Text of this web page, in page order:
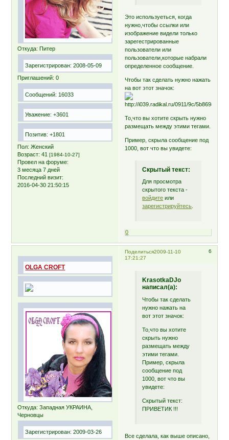
Откуда: Питер
Зарегистрирован: 2008-05-09
Приглашений: 0
Сообщений: 16033
Уважение: +3601
Позитив: +1801
Пол: Женский
Возраст: 41[1984-10-27]
Провел на форуме:
3 месяца 7 дней
Последний визит:
2016-04-30 21:50:15
Это используеться, когда
нужно,чтобы ссылки или
изображение видели только
зарегестрированные
пользователи или
пользователи,которые набрали
определенное сообщение.
Чтобы так сделать нужно нажать
на вот этот значок:
То,что вы хотите скрыть нужно
размещать между этими тегами.
Пример, скрыла сообщение под
1000, вот что вы увидете:
Скрытый текст:
Для просмотра
скрытого текста -
войдите или
зарегистрируйтесь
0
Поделиться 6
2009-11-10
17:21:27
OLGA CROFT
Откуда: Западная УКРАИНА,
Черновцы
Зарегистрирован: 2009-03-26
KrasotkaDJo
написал(а):
Чтобы так сделать
нужно нажать на
вот этот значок:
То,что вы хотите
скрыть нужно
размещать между
этими тегами.
Пример, скрыла
сообщение под
1000, вот что вы
увидете:
Скрытый текст:
ПРИВЕТИК !!!
Все сделала, как выше описано,